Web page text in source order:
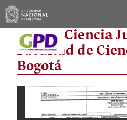
Museo Ciencia
Facultad de
Bogotá